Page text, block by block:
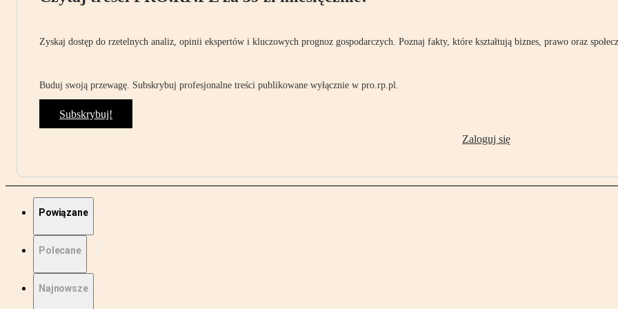
Zyskaj dostęp do rzetelnych analiz, opinii ekspertów i kluczowych prognoz gospodarczych. Poznaj fakty, które kształtują biznes, prawo oraz
Buduj swoją przewagę. Subskrybuj profesjonalne treści publikowane wyłącznie w pro.rp.pl.
Subskrybuj!
Zaloguj się
Powiązane
Polecane
Najnowsze